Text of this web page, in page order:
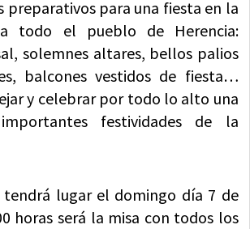
preparativos para una fiesta en la
todo el pueblo de Herencia:
solemnes altares, bellos palios
balcones vestidos de fiesta…
y celebrar por todo lo alto una
festividades de la
tendrá lugar el domingo día 7 de
horas será la misa con todos los